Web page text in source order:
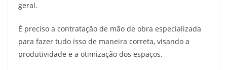
geral.
É preciso a contratação de mão de obra especializada
para fazer tudo isso de maneira correta, visando a
produtividade e a otimização dos espaços.